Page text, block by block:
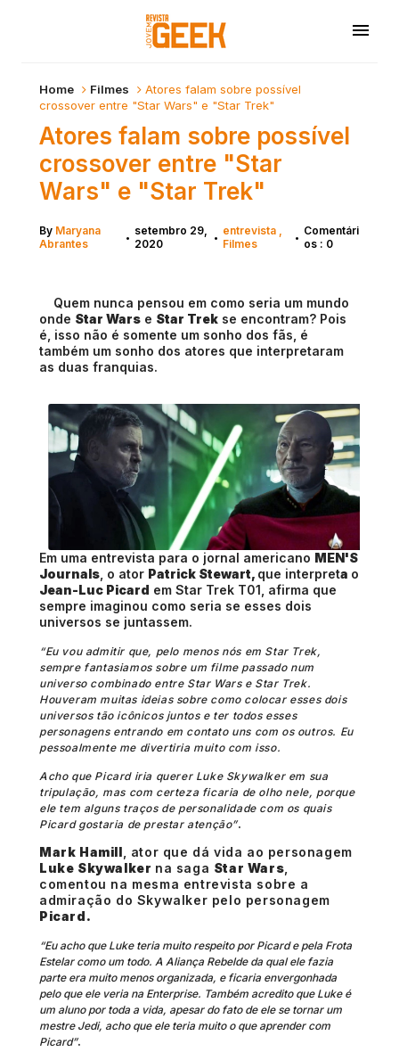
Home Filmes
Atores falam sobre possível
crossover entre "Star Wars" e "Star Trek"
Atores falam sobre possível
crossover entre "Star
Wars" e "Star Trek"
By Maryana
Abrantes
• setembro 29,
2020
• entrevista
Filmes
• Comentári
os : 0
Quem nunca pensou em como seria um mundo
onde Star Wars e Star Trek se encontram? Pois
é, isso não é somente um sonho dos fãs, é
também um sonho dos atores que interpretaram
as duas franquias.
Em uma entrevista para o jornal americano MEN'S
Journals , o ator Patrick Stewart, que interpreta o
Jean-Luc Picard em Star Trek T01, afirma que
sempre imaginou como seria se esses dois
universos se juntassem.
“Eu vou admitir que, pelo menos nós em Star Trek,
sempre fantasiamos sobre um filme passado num
universo combinado entre Star Wars e Star Trek.
Houveram muitas ideias sobre como colocar esses dois
universos tão icônicos juntos e ter todos esses
personagens entrando em contato uns com os outros. Eu
pessoalmente me divertiria muito com isso.
Acho que Picard iria querer Luke Skywalker em sua
tripulação, mas com certeza ficaria de olho nele, porque
ele tem alguns traços de personalidade com os quais
Picard gostaria de prestar atenção”.
Mark Hamill , ator que dá vida ao personagem
Luke Skywalker na saga Star Wars
comentou na mesma entrevista sobre a
admiração do Skywalker pelo personagem
Picard.
“Eu acho que Luke teria muito respeito por Picard e pela Frota
Estelar como um todo. A Aliança Rebelde da qual ele fazia
parte era muito menos organizada, e ficaria envergonhada
pelo que ele veria na Enterprise. Também acredito que Luke é
um aluno por toda a vida, apesar do fato de ele se tornar um
mestre Jedi, acho que ele teria muito o que aprender com
Picard”.